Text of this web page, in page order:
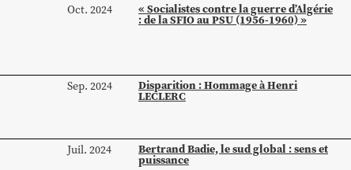
Oct. 2024 « Socialistes contre la guerre d’Algérie
: de la SFIO au PSU (1956-1960) »
Sep. 2024
Disparition : Hommage à Henri
LECLERC
Juil. 2024 Bertrand Badie, le sud global : sens et
puissance